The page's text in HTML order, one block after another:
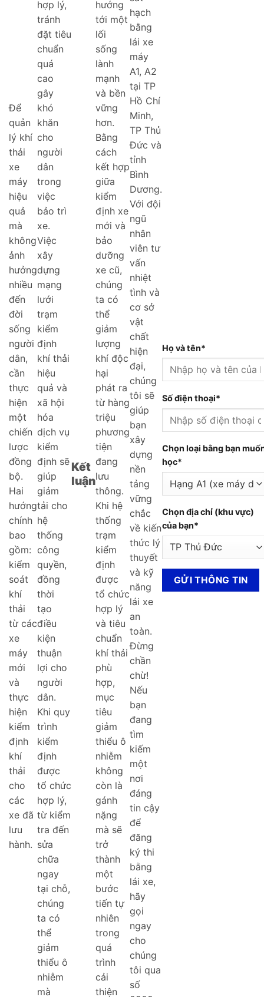
Để
quản
lý khí
thải
xe
máy
hiệu
quả
mà
không
ảnh
hưởng
nhiều
đến
đời
sống
người
dân,
cần
thực
hiện
một
chiến
lược
đồng
bộ.
Hai
hướng
chính
bao
gồm:
kiểm
soát
khí
thải
từ các
xe
máy
mới
và
thực
hiện
kiểm
định
khí
thải
cho
các
xe đã
lưu
hành.
hợp lý,
tránh
đặt tiêu
chuẩn
quá
cao
gây
khó
khăn
cho
người
dân
trong
việc
bảo trì
xe.
Việc
xây
dựng
mạng
lưới
trạm
kiểm
định
khí thải
hiệu
quả và
xã hội
hóa
dịch vụ
kiểm
định sẽ
giúp
giảm
tải cho
hệ
thống
công
quyền,
đồng
thời
tạo
điều
kiện
thuận
lợi cho
người
dân.
Khi quy
trình
kiểm
định
được
tổ chức
hợp lý,
từ kiểm
tra đến
sửa
chữa
ngay
tại chỗ,
chúng
ta có
thể
giảm
thiểu ô
nhiễm
mà
Kết
luận
hướng
tới một
lối
sống
lành
mạnh
và bền
vững
hơn.
Bằng
cách
kết hợp
giữa
kiểm
định xe
mới và
bảo
dưỡng
xe cũ,
chúng
ta có
thể
giảm
lượng
khí độc
hại
phát ra
từ hàng
triệu
phương
tiện
đang
lưu
thông.
Khi hệ
thống
trạm
kiểm
định
được
tổ chức
hợp lý
và tiêu
chuẩn
khí thải
phù
hợp,
mục
tiêu
giảm
thiểu ô
nhiễm
không
còn là
gánh
nặng
mà sẽ
trở
thành
một
bước
tiến tự
nhiên
trong
quá
trình
cải
thiện
hạch
bằng
lái xe
máy
A1, A2
tại TP
Hồ Chí
Minh,
TP Thủ
Đức và
tỉnh
Bình
Dương.
Với đội
ngũ
nhân
viên tư
vấn
nhiệt
tình và
cơ sở
vật
chất
hiện
đại,
chúng
tôi sẽ
giúp
bạn
xây
dựng
nền
tảng
vững
chắc
về kiến
thức lý
thuyết
và kỹ
năng
lái xe
an
toàn.
Đừng
chần
chừ!
Nếu
bạn
đang
tìm
kiếm
một
nơi
đáng
tin cậy
để
đăng
ký thi
bằng
lái xe,
hãy
gọi
ngay
cho
chúng
tôi qua
số
Họ và tên*
Số điện thoại*
Chọn loại bằng bạn
học*
Chọn địa chỉ (khu vực)
của bạn*